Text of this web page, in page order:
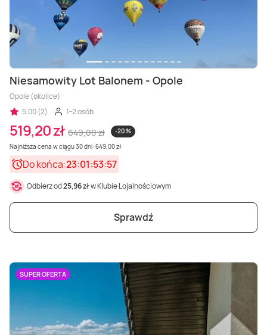
Niesamowity Lot Balonem - Opole
Opole (okolice)
5,00 (2)
1-2 osób
519,20 zł 649,00 zł
-20 %
Najniższa cena w ciągu 30 dni: 649,00 zł
Do końca:23:01:53:56
Odbierz od25,96 złw Klubie Lojalnościowym
Sprawdź
SUPER OFERTA